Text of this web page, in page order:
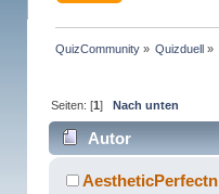
QuizCommunity» Quizduell »
Seiten: [1] Nach unten
Autor
AestheticPerfectn